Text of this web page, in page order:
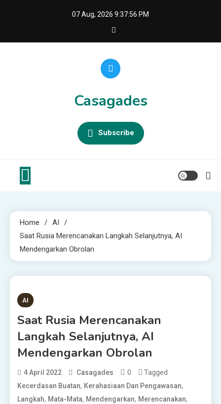
07 Aug, 2026 9:37:57 PM
Casagades
Subscribe
Home
AI
Saat Rusia Merencanakan Langkah Selanjutnya, AI
Mendengarkan Obrolan
3 MINS READ
AI
Saat Rusia Merencanakan
Langkah Selanjutnya, AI
Mendengarkan Obrolan
4 April 2022 Casagades 0 Tagged
Kecerdasan Buatan, Kerahasiaan Dan Pengawasan,
Langkah, Mata-Mata, Mendengarkan, Merencanakan,